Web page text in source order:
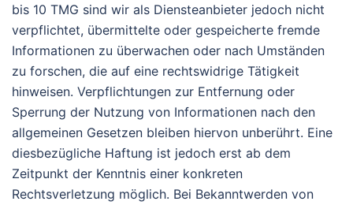
bis 10 TMG sind wir als Diensteanbieter jedoch nicht
verpflichtet, übermittelte oder gespeicherte fremde
Informationen zu überwachen oder nach Umständen
zu forschen, die auf eine rechtswidrige Tätigkeit
hinweisen. Verpflichtungen zur Entfernung oder
Sperrung der Nutzung von Informationen nach den
allgemeinen Gesetzen bleiben hiervon unberührt. Eine
diesbezügliche Haftung ist jedoch erst ab dem
Zeitpunkt der Kenntnis einer konkreten
Rechtsverletzung möglich. Bei Bekanntwerden von